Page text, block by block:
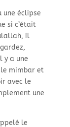
une éclipse
si c’était
il
y a une
mimbar et
avec le
une
le